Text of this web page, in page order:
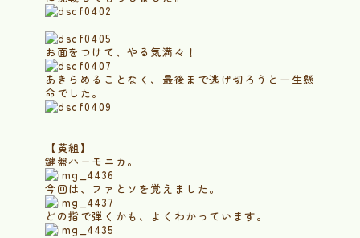
お面をつけて、やる気満々！
あきらめることなく、最後まで逃げ切ろうと一生懸
命でした。
【黄組】
鍵盤ハーモニカ。
今回は、ファとソを覚えました。
どの指で弾くかも、よくわかっています。